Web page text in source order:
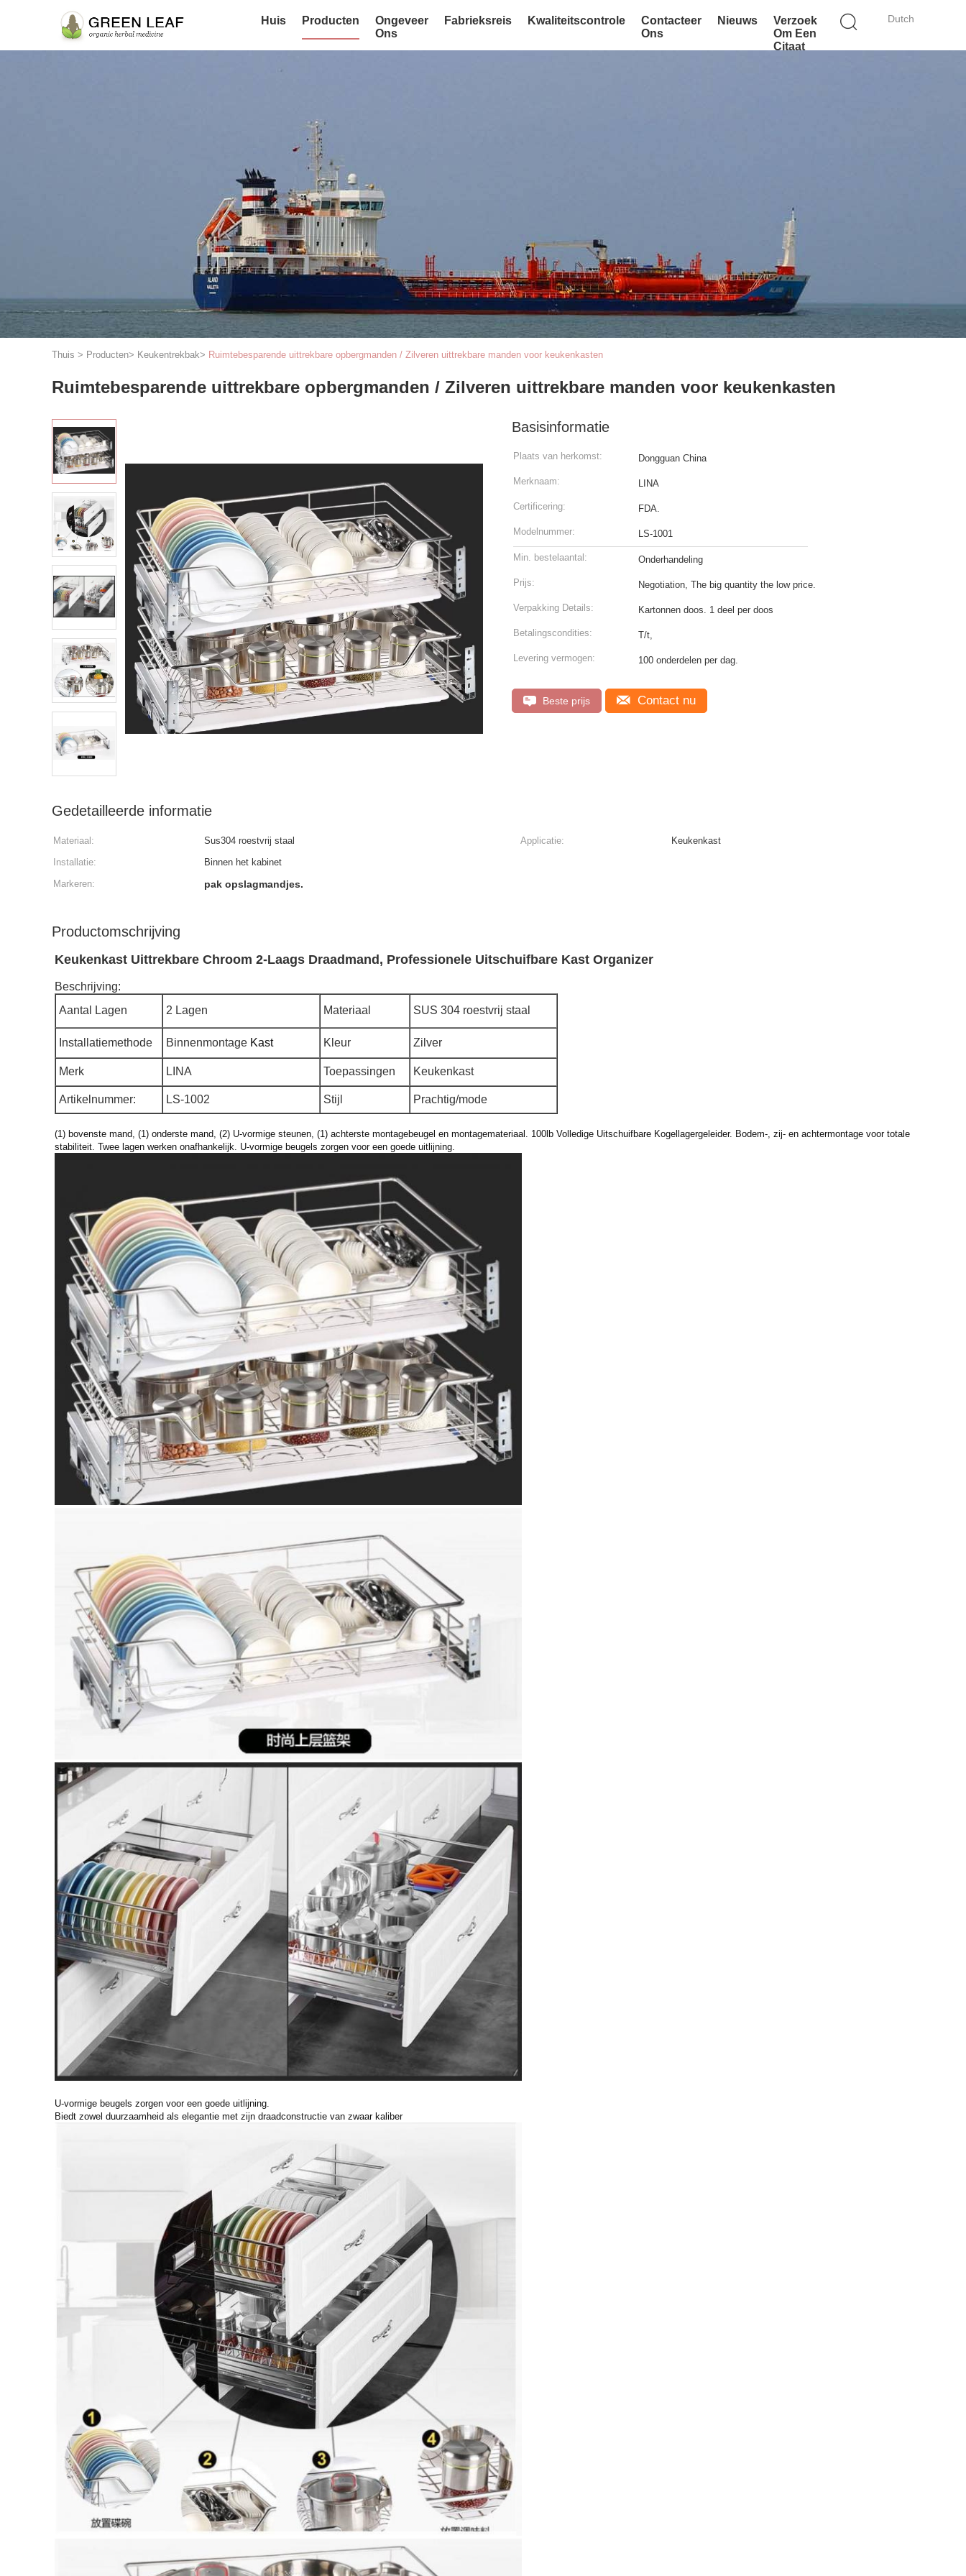
Dutch
Huis Producten
Ongeveer
Ons
Fabrieksreis Kwaliteitscontrole
Contacteer
Ons
Nieuws
Verzoek
Om Een
Citaat
Thuis > Producten> Keukentrekbak> Ruimtebesparende uittrekbare opbergmanden / Zilveren uittrekbare manden voor keukenkasten
Ruimtebesparende uittrekbare opbergmanden / Zilveren uittrekbare manden voor keukenkasten
Basisinformatie
Plaats van herkomst: Dongguan China
Merknaam: LINA
Certificering: FDA.
Modelnummer: LS-1001
Min. bestelaantal: Onderhandeling
Prijs: Negotiation, The big quantity the low price.
Verpakking Details: Kartonnen doos. 1 deel per doos
Betalingscondities: T/t,
Levering vermogen: 100 onderdelen per dag.
Beste prijs Contact nu
Gedetailleerde informatie
Materiaal: Sus304 roestvrij staal Applicatie:
Keukenkast
Installatie:
Binnen het kabinet
Markeren:
pak opslagmandjes.
Productomschrijving
Keukenkast Uittrekbare Chroom 2-Laags Draadmand, Professionele Uitschuifbare Kast Organizer
Beschrijving:
Aantal Lagen
2 Lagen Materiaal SUS 304 roestvrij staal
Installatiemethode Binnenmontage Kast Kleur Zilver
Merk LINA Toepassingen Keukenkast
Artikelnummer: LS-1002 Stijl Prachtig/mode
(1) bovenste mand, (1) onderste mand, (2) U-vormige steunen, (1) achterste montagebeugel en montagemateriaal. 100lb Volledige Uitschuifbare Kogellagergeleider. Bodem-, zij- en achtermontage voor totale
stabiliteit. Twee lagen werken onafhankelijk. U-vormige beugels zorgen voor een goede uitlijning.
U-vormige beugels zorgen voor een goede uitlijning.
Biedt zowel duurzaamheid als elegantie met zijn draadconstructie van zwaar kaliber